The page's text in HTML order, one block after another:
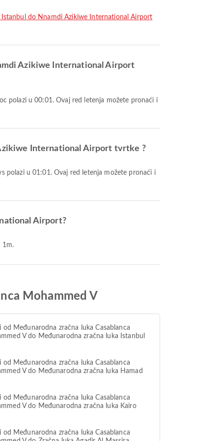
do Nnamdi Azikiwe International Airport
Azikiwe International Airport
International Airport tvrtke ?
Airport?
1m.
Mohammed V
od Međunarodna zračna luka Casablanca
V do Međunarodna zračna luka Istanbul
od Međunarodna zračna luka Casablanca
V do Međunarodna zračna luka Hamad
od Međunarodna zračna luka Casablanca
V do Međunarodna zračna luka Kairo
od Međunarodna zračna luka Casablanca